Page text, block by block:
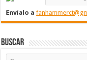
Envíalo a
Buscar